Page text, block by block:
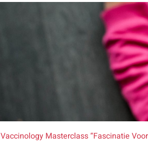
Vaccinology Masterclass “Fascinatie